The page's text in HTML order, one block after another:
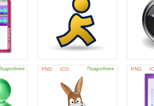
PNG ICO Подробнее PNG